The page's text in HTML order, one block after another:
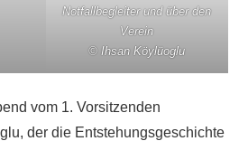
Notfallbegleiter und über den
Verein
© Ihsan Köylüoglu
vom 1. Vorsitzenden
der die Entstehungsgeschichte